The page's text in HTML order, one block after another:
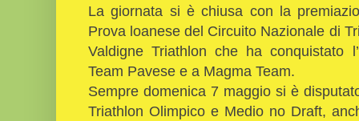
La giornata si è chiusa con la
Prova loanese del Circuito Nazionale di
Valdigne Triathlon che ha conquistato
Team Pavese e a Magma Team.
Sempre domenica 7 maggio si è
Triathlon Olimpico e Medio no Draft,